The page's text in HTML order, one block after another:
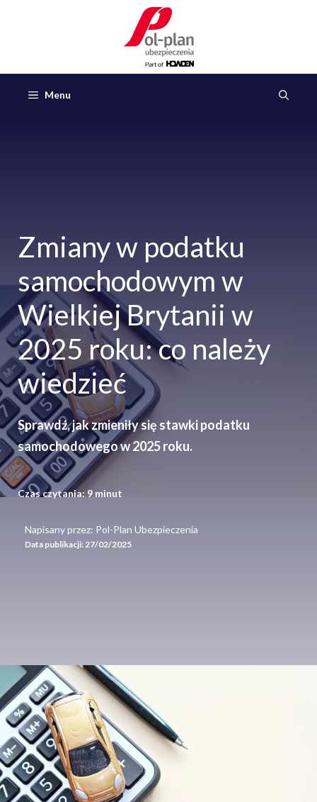
Menu
Zmiany w podatku
samochodowym w
Wielkiej Brytanii w
2025 roku: co należy
wiedzieć
Sprawdź, jak zmieniły się stawki podatku
samochodowego w 2025 roku.
Czas czytania: 9 minut
Napisany przez: Pol-Plan Ubezpieczenia
Data publikacji: 27/02/2025